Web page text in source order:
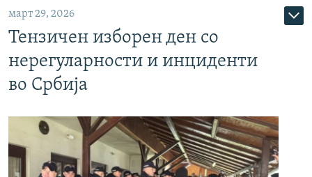
март 29, 2026
Тензичен изборен ден со
нерегуларности и инциденти
во Србија